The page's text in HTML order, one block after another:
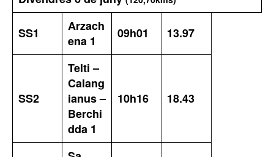
SS1
Arzach
ena 1
09h01 13.97
SS2
Telti –
Calang
ianus –
Berchi
dda 1
10h16 18.43